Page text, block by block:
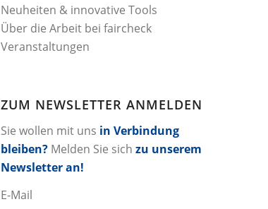
Neuheiten & innovative Tools
Über die Arbeit bei faircheck
Veranstaltungen
ZUM NEWSLETTER ANMELDEN
Sie wollen mit uns in Verbindung
bleiben? Melden Sie sich zu unserem
Newsletter an!
E-Mail